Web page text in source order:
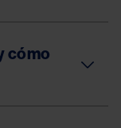
cómo